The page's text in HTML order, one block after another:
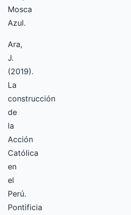
Mosca
Azul.
Ara,
J.
(2019).
La
construcción
de
la
Acción
Católica
en
el
Perú.
Pontificia